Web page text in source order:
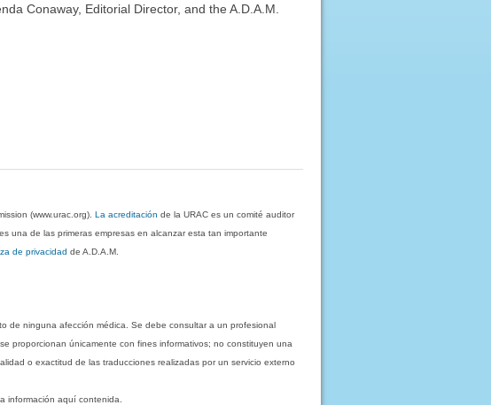
Conaway, Editorial Director, and the A.D.A.M.
(www.urac.org).La acreditación de la URAC es un comité auditor
una de las primeras empresas en alcanzar esta tan importante
de privacidad de A.D.A.M.
de ninguna afección médica. Se debe consultar a un profesional
proporcionan únicamente con fines informativos; no constituyen una
o exactitud de las traducciones realizadas por un servicio externo
información aquí contenida.